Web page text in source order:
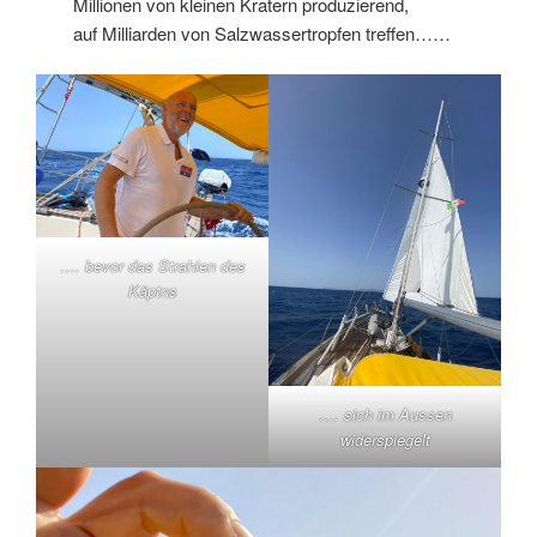
auf Milliarden von Salzwassertropfen treffen……
…. bevor das Strahlen des
Käptns
…. sich im Aussen
widerspiegelt